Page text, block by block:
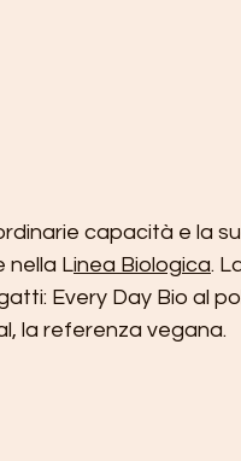
capacità e la
nella Linea Biologica.
Every Day Bio al
la referenza vegana.